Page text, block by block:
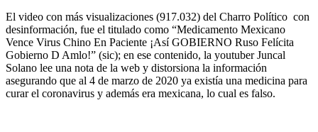
El video con más visualizaciones (917.032) del Charro Político con
desinformación, fue el titulado como “Medicamento Mexicano
Vence Virus Chino En Paciente ¡Así GOBIERNO Ruso Felícita
Gobierno D Amlo!” (sic); en ese contenido, la youtuber Juncal
Solano lee una nota de la web y distorsiona la información
asegurando que al 4 de marzo de 2020 ya existía una medicina para
curar el coronavirus y además era mexicana, lo cual es falso.